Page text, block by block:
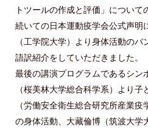
トツールの作成と評価」について
続いての日本運動疫学会公式声明
（工学院大学）より身体活動の
語訳紹介をしていただきました。
最後の講演プログラムであるシ
（桜美林大学総合科学系）より
（労働安全衛生総合研究所産業
の身体活動、大藏倫博（筑波大学